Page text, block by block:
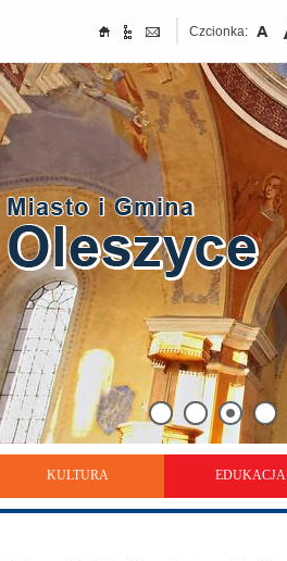
Czcionka:
KULTURA EDUKACJA